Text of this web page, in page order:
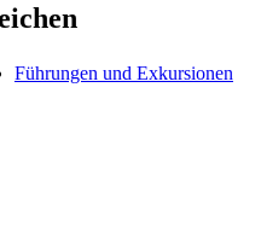
Führungen und Exkursionen